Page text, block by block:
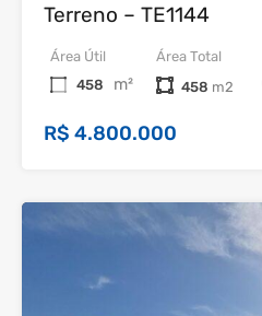
Terreno – TE1144
Área Útil
458
m²
Área Total
458
R$ 4.800.000